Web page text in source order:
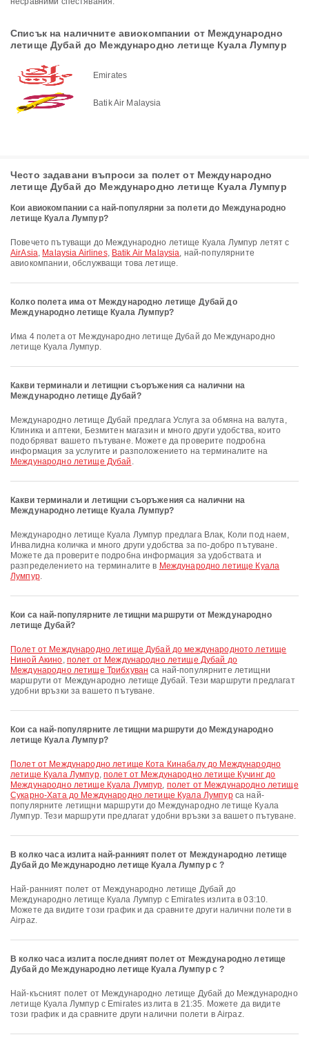
Списък на наличните авиокомпании от Международно
летище Дубай до Международно летище Куала Лумпур
Emirates
Batik Air Malaysia
Често задавани въпроси за полет от Международно
летище Дубай до Международно летище Куала Лумпур
Кои авиокомпании са най-популярни за полети до Международно
летище Куала Лумпур?
Повечето пътуващи до Международно летище Куала Лумпур летят с
AirAsia, Malaysia Airlines, Batik Air Malaysia, най-популярните
авиокомпании, обслужващи това летище.
Колко полета има от Международно летище Дубай до
Международно летище Куала Лумпур?
Има 4 полета от Международно летище Дубай до Международно
летище Куала Лумпур.
Какви терминали и летищни съоръжения са налични на
Международно летище Дубай?
Международно летище Дубай предлага Услуга за обмяна на валута,
Клиника и аптеки, Безмитен магазин и много други удобства, които
подобряват вашето пътуване. Можете да проверите подробна
информация за услугите и разположението на терминалите на
Международно летище Дубай .
Какви терминали и летищни съоръжения са налични на
Международно летище Куала Лумпур?
Международно летище Куала Лумпур предлага Влак, Коли под наем,
Инвалидна количка и много други удобства за по-добро пътуване.
Можете да проверите подробна информация за удобствата и
разпределението на терминалите в Международно летище Куала
Лумпур.
Кои са най-популярните летищни маршрути от Международно
летище Дубай?
полет от Международно летище Дубай до международното летище
Ниной Акино, полет от Международно летище Дубай до
Международно летище Трибхуван са най-популярните летищни
маршрути от Международно летище Дубай. Тези маршрути предлагат
удобни връзки за вашето пътуване.
Кои са най-популярните летищни маршрути до Международно
летище Куала Лумпур?
полет от Международно летище Кота Кинабалу до Международно
летище Куала Лумпур, полет от Международно летище Кучинг до
Международно летище Куала Лумпур, полет от Международно летище
Сукарно-Хата до Международно летище Куала Лумпурса най-
популярните летищни маршрути до Международно летище Куала
Лумпур. Тези маршрути предлагат удобни връзки за вашето пътуване.
В колко часа излита най-ранният полет от Международно летище
Дубай до Международно летище Куала Лумпур с ?
Най-ранният полет от Международно летище Дубай до
Международно летище Куала Лумпур с Emirates излита в 03:10.
Можете да видите този график и да сравните други налични полети в
Airpaz.
В колко часа излита последният полет от Международно летище
Дубай до Международно летище Куала Лумпур с ?
Най-късният полет от Международно летище Дубай до Международно
летище Куала Лумпур с Emirates излита в 21:35. Можете да видите
този график и да сравните други налични полети в Airpaz.